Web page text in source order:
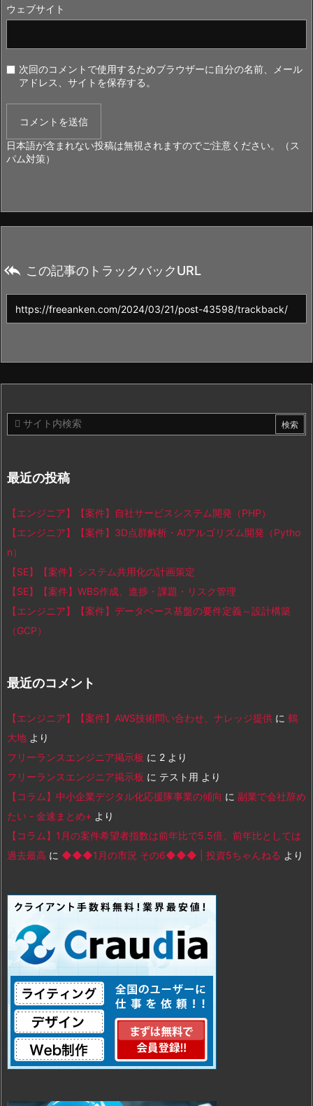
ウェブサイト
次回のコメントで使用するためブラウザーに自分の名前、メール
アドレス、サイトを保存する。
日本語が含まれない投稿は無視されますのでご注意ください。（ス
パム対策）
 この記事のトラックバックURL
最近の投稿
【エンジニア】【案件】自社サービスシステム開発（PHP）
【エンジニア】【案件】3D点群解析・AIアルゴリズム開発（Pytho
n）
【SE】【案件】システム共用化の計画策定
【SE】【案件】WBS作成、進捗・課題・リスク管理
【エンジニア】【案件】データベース基盤の要件定義～設計構築
（GCP）
最近のコメント
【エンジニア】【案件】AWS技術問い合わせ、ナレッジ提供 に 鶴
大地 より
フリーランスエンジニア掲示板 に 2 より
フリーランスエンジニア掲示板 に テスト用 より
【コラム】中小企業デジタル化応援隊事業の傾向 に 副業で会社辞め
たい - 金速まとめ+ より
【コラム】1月の案件希望者指数は前年比で5.5倍、前年比としては
過去最高 に ◆◆◆1月の市況 その6◆◆◆ | 投資5ちゃんねる より